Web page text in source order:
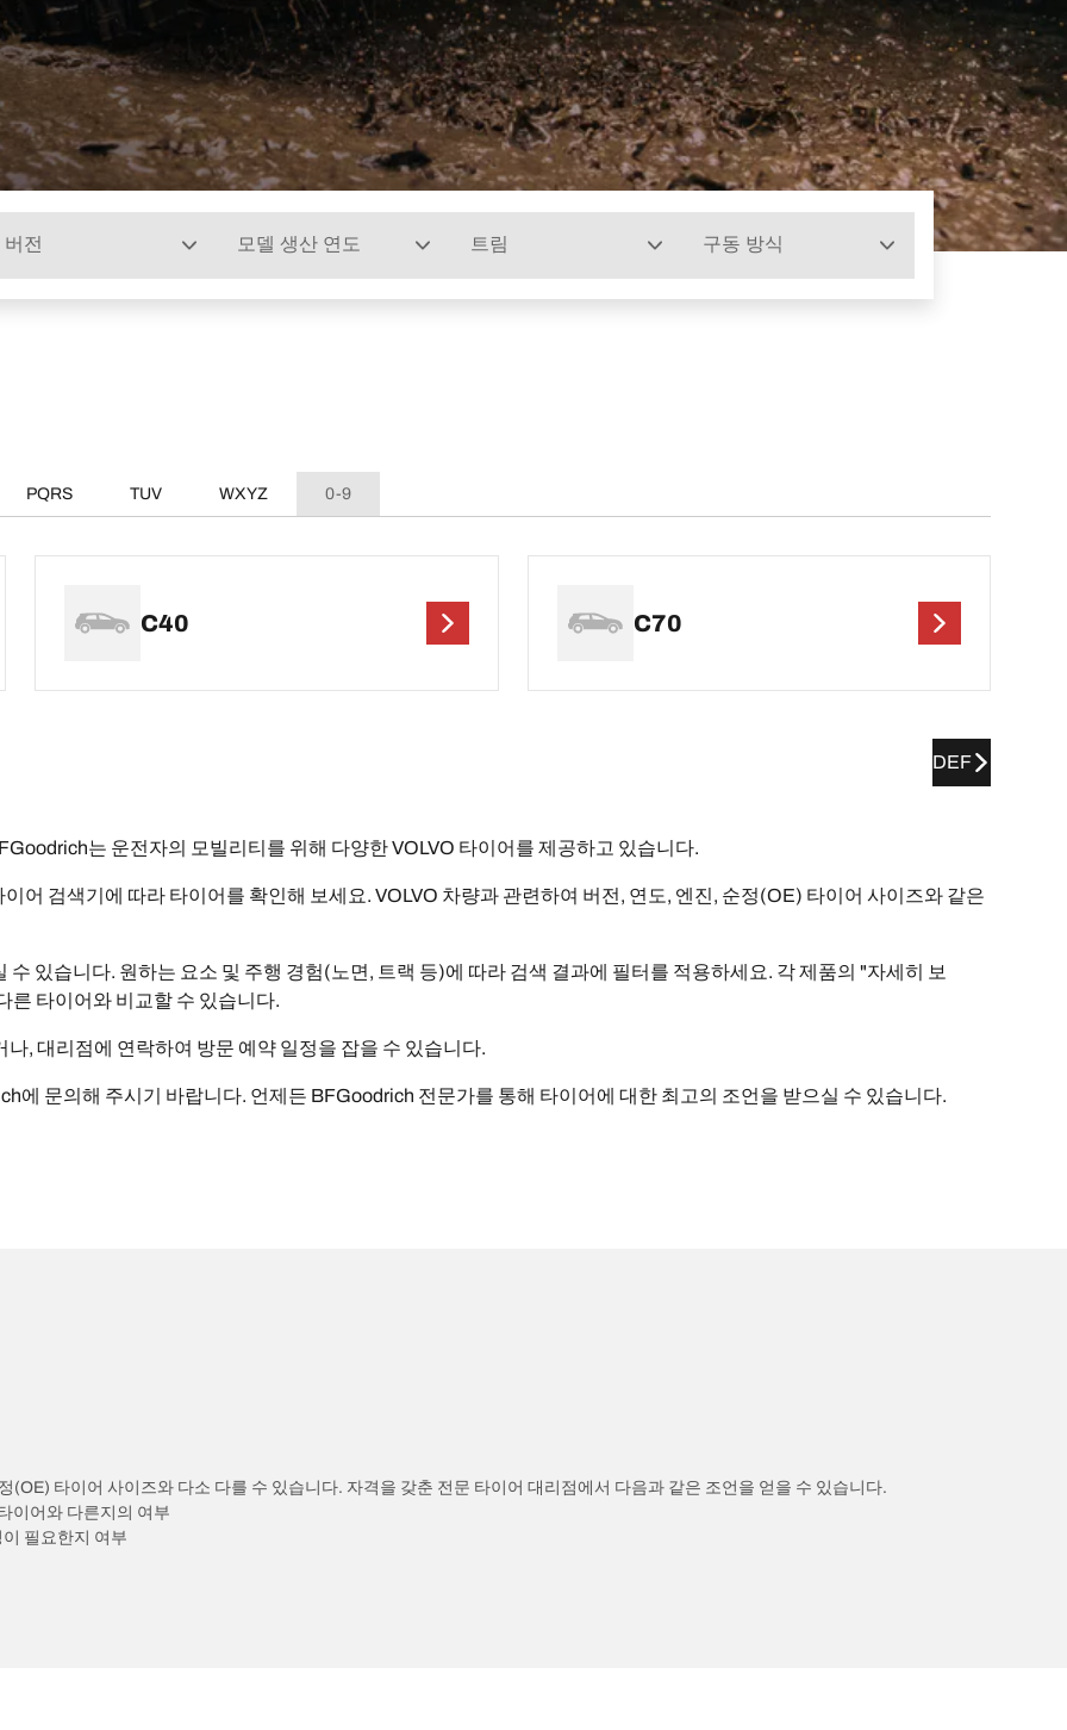
버전 모델 생산 연도 트림 구동 방식
PQRS TUV WXYZ 0-9
C40 C70
DEF
는 운전자의 모빌리티를 위해 다양한 VOLVO 타이어를 제공하고 있습니다.
어 검색기에 따라 타이어를 확인해 보세요. VOLVO 차량과 관련하여 버전, 연도, 엔진, 순정(OE) 타이어 사이즈와 같은
있습니다. 원하는 요소 및 주행 경험(노면, 트랙 등)에 따라 검색 결과에 필터를 적용하세요. 각 제품의 "자세히 보
른 타이어와 비교할 수 있습니다.
, 대리점에 연락하여 방문 예약 일정을 잡을 수 있습니다.
에 문의해 주시기 바랍니다. 언제든 BFGoodrich 전문가를 통해 타이어에 대한 최고의 조언을 받으실 수 있습니다.
(OE) 타이어 사이즈와 다소 다를 수 있습니다. 자격을 갖춘 전문 타이어 대리점에서 다음과 같은 조언을 얻을 수 있습니다.
이어와 다른지의 여부
필요한지 여부